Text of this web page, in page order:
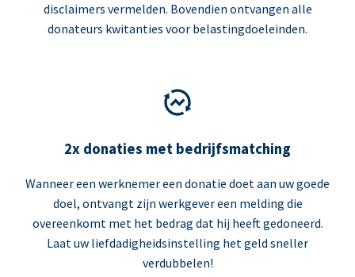
disclaimers vermelden. Bovendien ontvangen alle
donateurs kwitanties voor belastingdoeleinden.
2x donaties met bedrijfsmatching
Wanneer een werknemer een donatie doet aan uw goede
doel, ontvangt zijn werkgever een melding die
overeenkomt met het bedrag dat hij heeft gedoneerd.
Laat uw liefdadigheidsinstelling het geld sneller
verdubbelen!